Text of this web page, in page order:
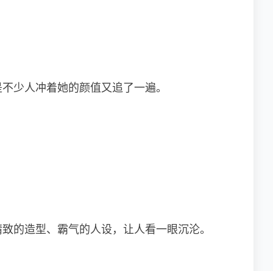
少人冲着她的颜值又追了一遍。
的造型、霸气的人设，让人看一眼沉沦。